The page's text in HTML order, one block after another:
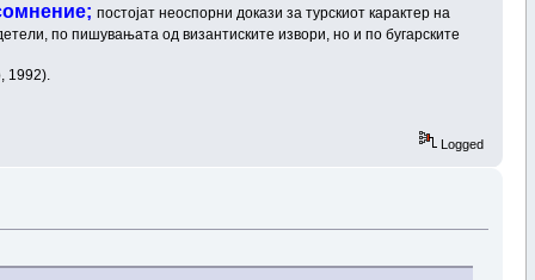
постојат неоспорни докази за турскиот карактер на
по пишувањата од византиските извори, но и по бугарските
1992).
Logged